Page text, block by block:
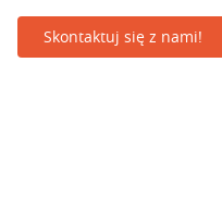
Skontaktuj się z nami!